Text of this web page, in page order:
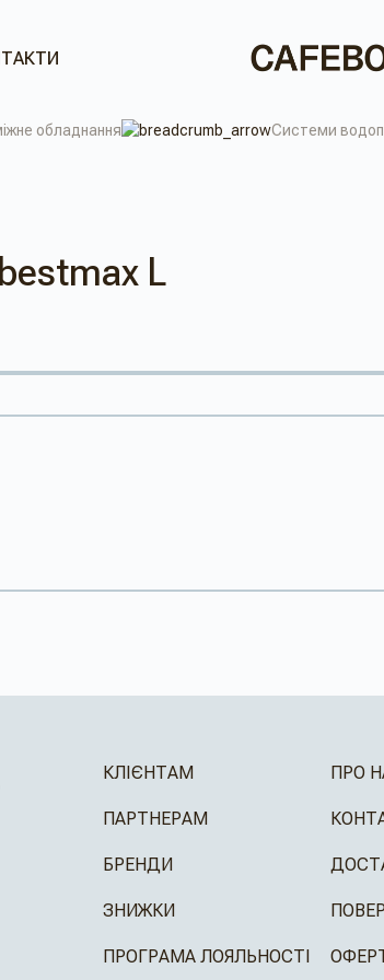
обладнання Системи
L
КЛІЄНТАМ
ПАРТНЕРАМ
БРЕНДИ
ЗНИЖКИ
ПРОГРАМА ЛОЯЛЬНОСТІ
ПРО